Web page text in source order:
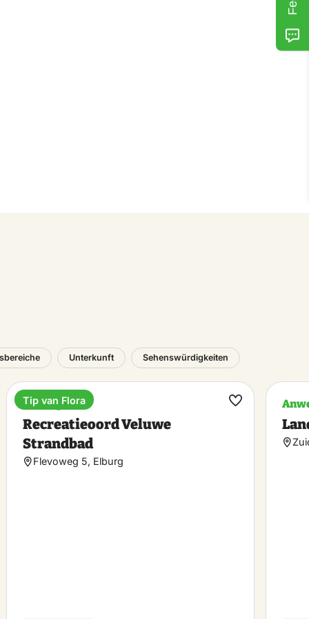
Unterkunft Sehenswürdigkeiten
Ferienpark
Recreatieoord Veluwe
Strandbad
Flevoweg 5, Elburg
Tip van Flora
Favorit
machen